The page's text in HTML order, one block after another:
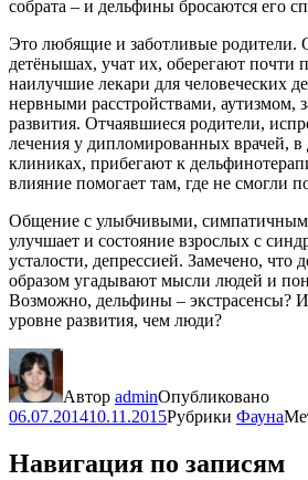
собрата – и дельфины бросаются его
Это любящие и заботливые родители.
детёнышах, учат их, оберегают почти
наилучшие лекари для человеческих
нервными расстройствами, аутизмом,
развития. Отчаявшиеся родители,
лечения у дипломированных врачей, в
клиниках, прибегают к
влияние помогает там, где не смогли
Общение с улыбчивыми,
улучшает и состояние взрослых с
усталости, депрессией. Замечено, что
образом угадывают мысли людей и
Возможно, дельфины – экстрасенсы?
уровне развития, чем люди?
Автор adminОпубликовано
06.07.201410.11.2015Рубрики Фауна
Навигация по записям